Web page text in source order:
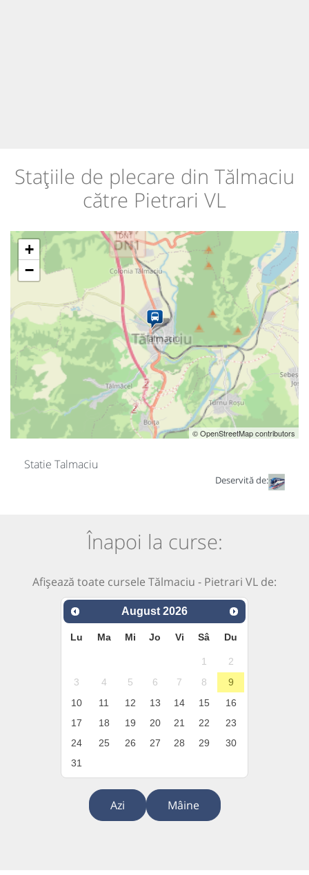
Stațiile de plecare din Tălmaciu
către Pietrari VL
+
−
© OpenStreetMap contributors
Statie Talmaciu
Deservită de:
Înapoi la curse:
Afișează toate cursele Tălmaciu - Pietrari VL de:
August 2026
Lu Ma Mi Jo Vi Sâ Du
1
2
3
4 5 6 7 8
9
10
11 12 13 14 15
16
17
18 19 20 21 22
23
24
25 26 27 28 29
30
31
Azi Mâine